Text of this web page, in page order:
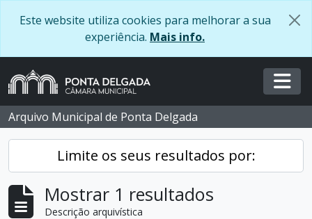
Este website utiliza cookies para melhorar a sua
experiência. Mais info.
Arquivo Municipal de Ponta Delgada
Limite os seus resultados por:
Mostrar 1 resultados
Descrição arquivística